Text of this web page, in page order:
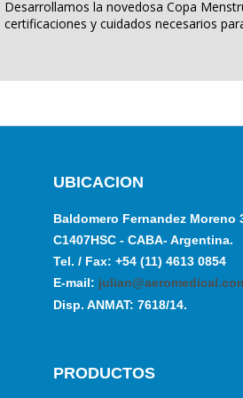
Desarrollamos la novedosa Copa
certificaciones y cuidados necesarios
UBICACION
Baldomero Fernandez Moreno
C1407HSC - CABA- Argentina.
Tel. / Fax: +54 (11) 4613 0854
E-mail:
Disp. ANMAT: 7618/14.
PRODUCTOS